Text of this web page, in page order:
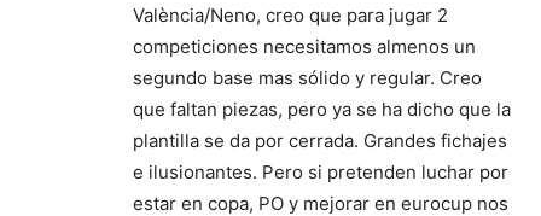
València/Neno, creo que para jugar 2
competiciones necesitamos almenos un
segundo base mas sólido y regular. Creo
que faltan piezas, pero ya se ha dicho que la
plantilla se da por cerrada. Grandes fichajes
e ilusionantes. Pero si pretenden luchar por
estar en copa, PO y mejorar en eurocup nos